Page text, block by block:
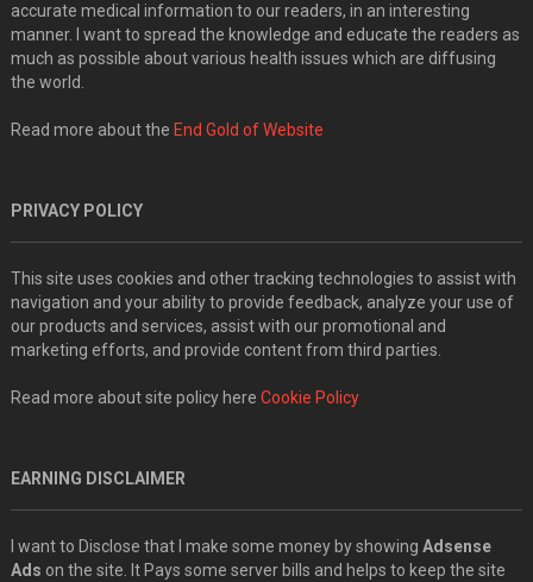
accurate medical information to our readers, in an interesting
manner. I want to spread the knowledge and educate the readers as
much as possible about various health issues which are diffusing
the world.
Read more about the End Gold of Website
PRIVACY POLICY
This site uses cookies and other tracking technologies to assist with
navigation and your ability to provide feedback, analyze your use of
our products and services, assist with our promotional and
marketing efforts, and provide content from third parties.
Read more about site policy here Cookie Policy
EARNING DISCLAIMER
I want to Disclose that I make some money by showing Adsense
Ads on the site. It Pays some server bills and helps to keep the site